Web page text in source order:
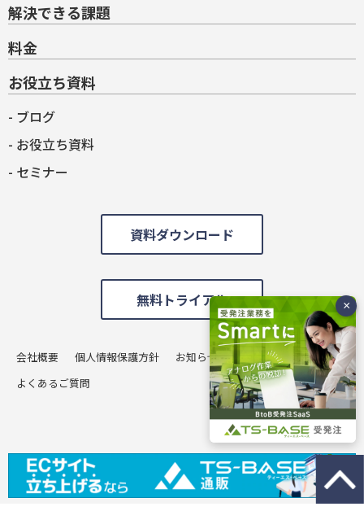
解決できる課題
料金
お役立ち資料
ブログ
お役立ち資料
セミナー
資料ダウンロード
無料トライアル
会社概要 個人情報保護方針 お知らせ
お問い合わせ
よくあるご質問